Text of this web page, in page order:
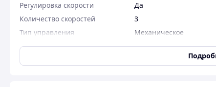
Регулировка скорости
Да
Количество скоростей
3
Тип управления
Механическое
Страна производитель
Китай